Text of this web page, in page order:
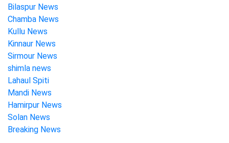
Bilaspur News
Chamba News
Kullu News
Kinnaur News
Sirmour News
shimla news
Lahaul Spiti
Mandi News
Hamirpur News
Solan News
Breaking News